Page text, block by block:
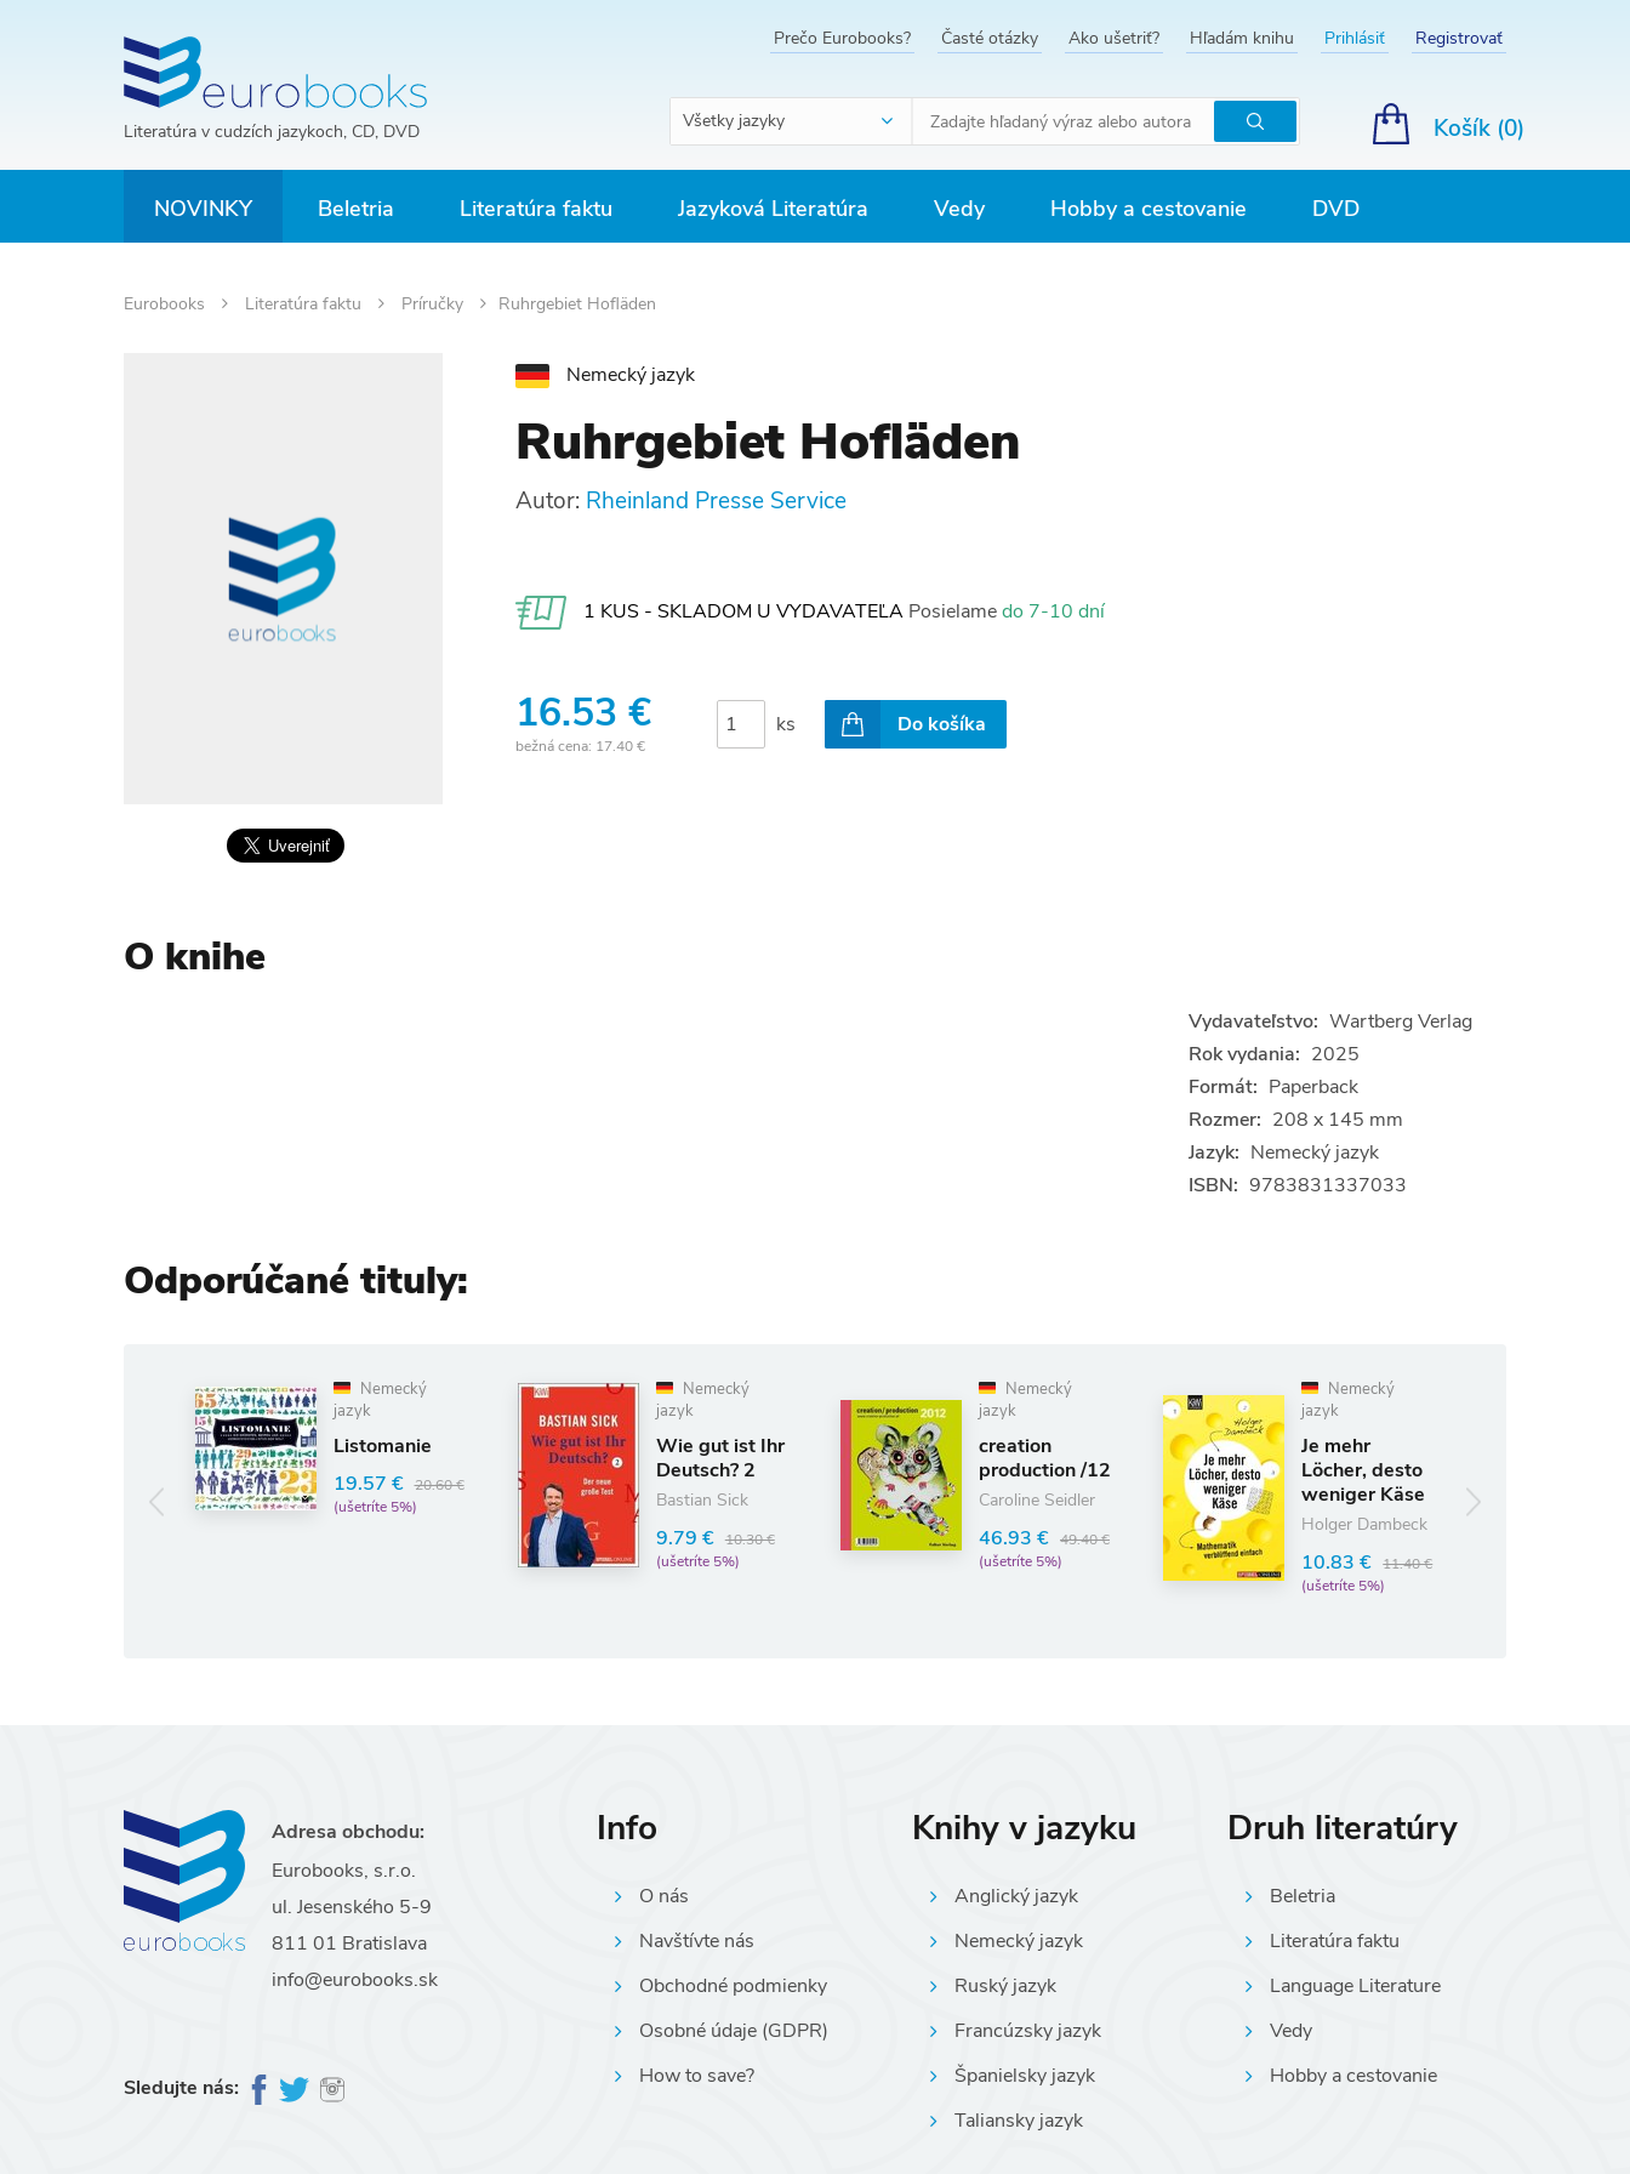
Literatúra v cudzích jazykoch, CD, DVD
Prečo Eurobooks? Časté otázky Ako ušetriť? Hľadám knihu Prihlásiť Registrovať
Všetky jazyky
Hľadať
Košík (0)
NOVINKY Beletria Literatúra faktu Jazyková Literatúra Vedy Hobby a cestovanie DVD
Eurobooks Literatúra faktu Príručky Ruhrgebiet Hofläden
Nemecký jazyk
Ruhrgebiet Hofläden
Autor: Rheinland Presse Service
1 KUS - SKLADOM U VYDAVATEĽA Posielamedo 7-10 dní
16.53 €
bežná cena: 17.40 €
ks Do košíka
O knihe
Vydavateľstvo: Wartberg Verlag
Rok vydania: 2025
Formát: Paperback
Rozmer: 208 x 145 mm
Jazyk: Nemecký jazyk
ISBN: 9783831337033
Odporúčané tituly:
Nemecký
jazyk
Listomanie
19.57 € 20.60 €
(ušetríte 5%)
Nemecký
jazyk
Wie gut ist Ihr
Deutsch? 2
Bastian Sick
9.79 € 10.30 €
(ušetríte 5%)
jazyk
creation
production /12
Caroline Seidler
46.93 €
49.40 €
jazyk
Je mehr
Löcher, desto
weniger Käse
Holger Dambeck
10.83 € 11.40 €
(ušetríte 5%)
2012
Adresa obchodu:
Eurobooks, s.r.o.
ul. Jesenského 5-9
811 01 Bratislava
info@eurobooks.sk
Sledujte nás:
Info
O nás
Navštívte nás
Obchodné podmienky
Osobné údaje (GDPR)
How to save?
Knihy v jazyku
Anglický jazyk
Nemecký jazyk
Ruský jazyk
Francúzsky jazyk
Španielsky jazyk
Taliansky jazyk
Druh literatúry
Beletria
Literatúra faktu
Language Literature
Vedy
Hobby a cestovanie